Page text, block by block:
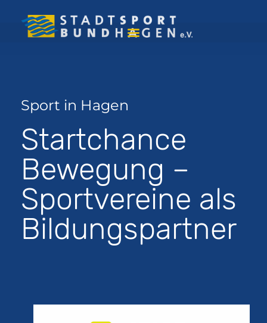
Sport in Hagen
Startchance
Bewegung –
Sportvereine als
Bildungspartner